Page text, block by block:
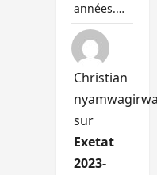
années.…
Christian
sur
Exetat
2023-